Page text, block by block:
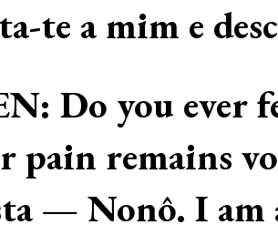
te a mim e
Do you ever
pain remains
— Nonô. I am